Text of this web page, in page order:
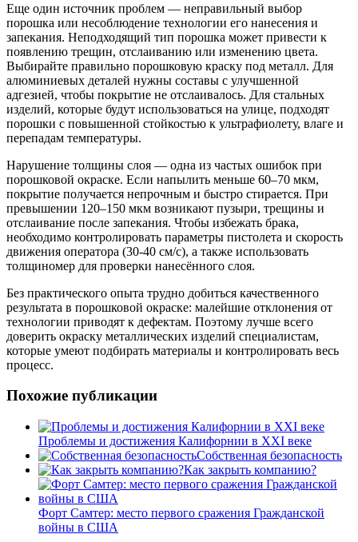
Еще один источник проблем — неправильный выбор
порошка или несоблюдение технологии его нанесения и
запекания. Неподходящий тип порошка может привести к
появлению трещин, отслаиванию или изменению цвета.
Выбирайте правильно порошковую краску под металл. Для
алюминиевых деталей нужны составы с улучшенной
адгезией, чтобы покрытие не отслаивалось. Для стальных
изделий, которые будут использоваться на улице, подходят
порошки с повышенной стойкостью к ультрафиолету, влаге и
перепадам температуры.
Нарушение толщины слоя — одна из частых ошибок при
порошковой окраске. Если напылить меньше 60–70 мкм,
покрытие получается непрочным и быстро стирается. При
превышении 120–150 мкм возникают пузыри, трещины и
отслаивание после запекания. Чтобы избежать брака,
необходимо контролировать параметры пистолета и скорость
движения оператора (30-40 см/с), а также использовать
толщиномер для проверки нанесённого слоя.
Без практического опыта трудно добиться качественного
результата в порошковой окраске: малейшие отклонения от
технологии приводят к дефектам. Поэтому лучше всего
доверить окраску металлических изделий специалистам,
которые умеют подбирать материалы и контролировать весь
процесс.
Похожие публикации
Проблемы и достижения Калифорнии в XXI веке
Собственная безопасность
Как закрыть компанию?
Форт Самтер: место первого сражения Гражданской
войны в США